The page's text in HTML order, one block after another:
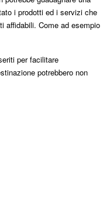
i prodotti ed i servizi che
affidabili. Come ad esempio
per facilitare
potrebbero non